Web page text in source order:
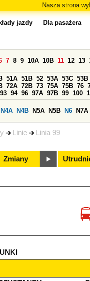
Nasza strona
Linie Linia 99
jazdy Dla pasażera
7 8 9 10A 10B 11 12 13
51A 51B 52 53A 53C 53B
72A 72B 73 75A 75B 76
93 94 96 97A 97B 99 100
N4A N4B N5A N5B N6 N7A
Zmiany